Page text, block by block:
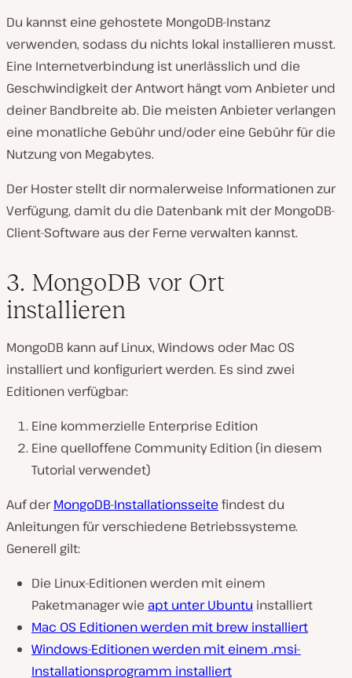
Du kannst eine gehostete MongoDB-Instanz
verwenden, sodass du nichts lokal installieren musst.
Eine Internetverbindung ist unerlässlich und die
Geschwindigkeit der Antwort hängt vom Anbieter und
deiner Bandbreite ab. Die meisten Anbieter verlangen
eine monatliche Gebühr und/oder eine Gebühr für die
Nutzung von Megabytes.
Der Hoster stellt dir normalerweise Informationen zur
Verfügung, damit du die Datenbank mit der MongoDB-
Client-Software aus der Ferne verwalten kannst.
3. MongoDB vor Ort
installieren
MongoDB kann auf Linux, Windows oder Mac OS
installiert und konfiguriert werden. Es sind zwei
Editionen verfügbar:
Eine kommerzielle Enterprise Edition
Eine quelloffene Community Edition (in diesem
Tutorial verwendet)
Auf derMongoDB-Installationsseite findest du
Anleitungen für verschiedene Betriebssysteme.
Generell gilt:
Die Linux-Editionen werden mit einem
Paketmanager wie apt unter Ubuntu installiert
Mac OS Editionen werden mit brew installiert
Windows-Editionen werden mit einem .msi-
Installationsprogramm installiert